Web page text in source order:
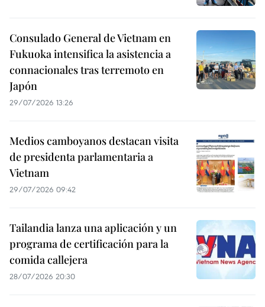
Consulado General de Vietnam en
Fukuoka intensifica la asistencia a
connacionales tras terremoto en
Japón
29/07/2026 13:26
Medios camboyanos destacan visita
de presidenta parlamentaria a
Vietnam
29/07/2026 09:42
Tailandia lanza una aplicación y un
programa de certificación para la
comida callejera
28/07/2026 20:30